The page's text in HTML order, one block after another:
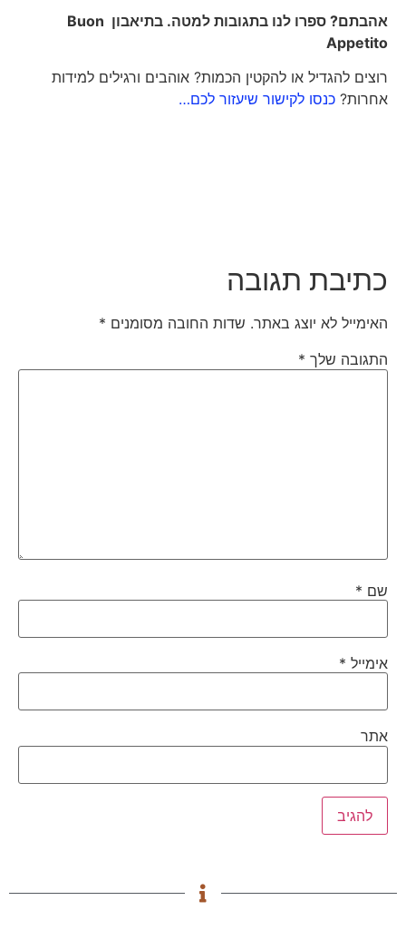
אהבתם? ספרו לנו בתגובות למטה. בתיאבון Buon
Appetito
רוצים להגדיל או להקטין הכמות? אוהבים ורגילים למידות
אחרות?כנסו לקישור שיעזור לכם…
כתיבת תגובה
האימייל לא יוצג באתר. שדות החובה מסומנים*
התגובה שלך*
שם*
אימייל*
אתר